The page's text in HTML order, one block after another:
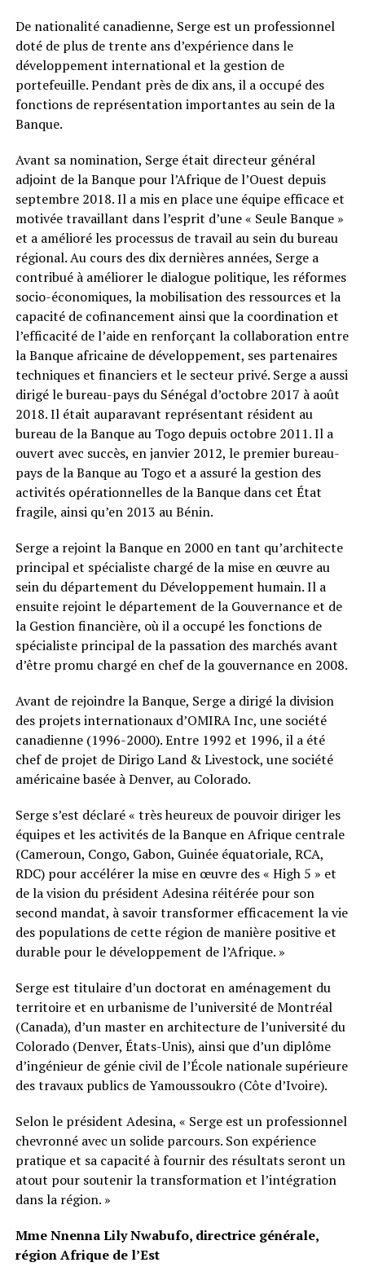
De nationalité canadienne, Serge est un professionnel
doté de plus de trente ans d’expérience dans le
développement international et la gestion de
portefeuille. Pendant près de dix ans, il a occupé des
fonctions de représentation importantes au sein de la
Banque.
Avant sa nomination, Serge était directeur général
adjoint de la Banque pour l’Afrique de l’Ouest depuis
septembre 2018. Il a mis en place une équipe efficace et
motivée travaillant dans l’esprit d’une « Seule Banque »
et a amélioré les processus de travail au sein du bureau
régional. Au cours des dix dernières années, Serge a
contribué à améliorer le dialogue politique, les réformes
socio-économiques, la mobilisation des ressources et la
capacité de cofinancement ainsi que la coordination et
l’efficacité de l’aide en renforçant la collaboration entre
la Banque africaine de développement, ses partenaires
techniques et financiers et le secteur privé. Serge a aussi
dirigé le bureau-pays du Sénégal d’octobre 2017 à août
2018. Il était auparavant représentant résident au
bureau de la Banque au Togo depuis octobre 2011. Il a
ouvert avec succès, en janvier 2012, le premier bureau-
pays de la Banque au Togo et a assuré la gestion des
activités opérationnelles de la Banque dans cet État
fragile, ainsi qu’en 2013 au Bénin.
Serge a rejoint la Banque en 2000 en tant qu’architecte
principal et spécialiste chargé de la mise en œuvre au
sein du département du Développement humain. Il a
ensuite rejoint le département de la Gouvernance et de
la Gestion financière, où il a occupé les fonctions de
spécialiste principal de la passation des marchés avant
d’être promu chargé en chef de la gouvernance en 2008.
Avant de rejoindre la Banque, Serge a dirigé la division
des projets internationaux d’OMIRA Inc, une société
canadienne (1996-2000). Entre 1992 et 1996, il a été
chef de projet de Dirigo Land & Livestock, une société
américaine basée à Denver, au Colorado.
Serge s’est déclaré « très heureux de pouvoir diriger les
équipes et les activités de la Banque en Afrique centrale
(Cameroun, Congo, Gabon, Guinée équatoriale, RCA,
RDC) pour accélérer la mise en œuvre des « High 5 » et
de la vision du président Adesina réitérée pour son
second mandat, à savoir transformer efficacement la vie
des populations de cette région de manière positive et
durable pour le développement de l’Afrique. »
Serge est titulaire d’un doctorat en aménagement du
territoire et en urbanisme de l’université de Montréal
(Canada), d’un master en architecture de l’université du
Colorado (Denver, États-Unis), ainsi que d’un diplôme
d’ingénieur de génie civil de l’École nationale supérieure
des travaux publics de Yamoussoukro (Côte d’Ivoire).
Selon le président Adesina, « Serge est un professionnel
chevronné avec un solide parcours. Son expérience
pratique et sa capacité à fournir des résultats seront un
atout pour soutenir la transformation et l’intégration
dans la région. »
Mme Nnenna Lily Nwabufo, directrice générale,
région Afrique de l’Est